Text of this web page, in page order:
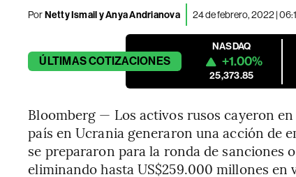
PorNetty Ismail y Anya Andrianova 24 de febrero, 2022 |
ÚLTIMASCOTIZACIONES
NASDAQ
+1.00%
25,373.85
Bloomberg — Los activos rusos cayeron
país en Ucrania generaron una acción de
se prepararon para la ronda de sanciones
eliminando hasta US$259.000 millones en